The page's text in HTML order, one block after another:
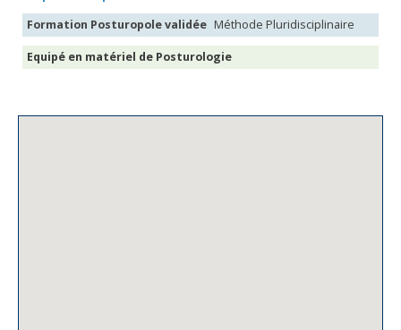
Formation Posturopole validée Méthode Pluridisciplinaire
Equipé en matériel de Posturologie